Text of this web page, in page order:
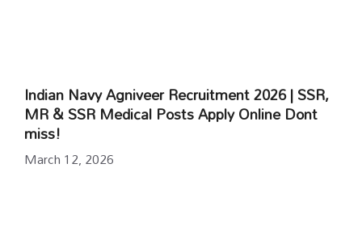
Indian Navy Agniveer Recruitment 2026 | SSR,
MR & SSR Medical Posts Apply Online Dont
miss!
March 12, 2026